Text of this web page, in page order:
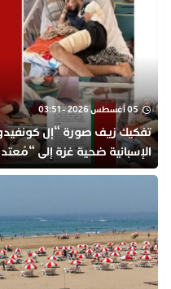
05 أغسطس 2026 - 03:51
تفكيك زيف صورة “إل
الإسبانية ضحية غزة إلى